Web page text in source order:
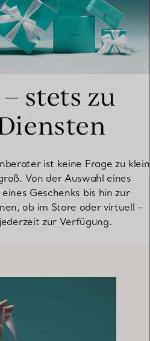
stets zu
ist keine Frage zu klein
Von der Auswahl eines
Geschenks bis hin zur
ob im Store oder virtuell –
zur Verfügung.